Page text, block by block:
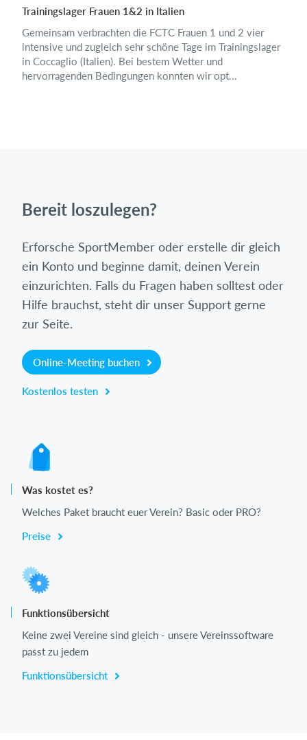
Trainingslager Frauen 1&2 in Italien
Gemeinsam verbrachten die FCTC Frauen 1 und 2 vier
intensive und zugleich sehr schöne Tage im Trainingslager
in Coccaglio (Italien). Bei bestem Wetter und
hervorragenden Bedingungen konnten wir opt...
Bereit loszulegen?
Erforsche SportMember oder erstelle dir gleich
ein Konto und beginne damit, deinen Verein
einzurichten. Falls du Fragen haben solltest oder
Hilfe brauchst, steht dir unser Support gerne
zur Seite.
Online-Meeting buchen
Kostenlos testen
Was kostet es?
Welches Paket braucht euer Verein? Basic oder PRO?
Preise
Funktionsübersicht
Keine zwei Vereine sind gleich - unsere Vereinssoftware
passt zu jedem
Funktionsübersicht